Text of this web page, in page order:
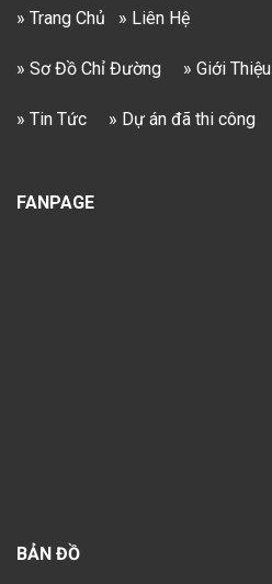
» Trang Chủ
» Liên Hệ
» Sơ Đồ Chỉ Đường » Giới Thiệu
» Tin Tức » Dự án đã thi công
FANPAGE
BẢN ĐỒ